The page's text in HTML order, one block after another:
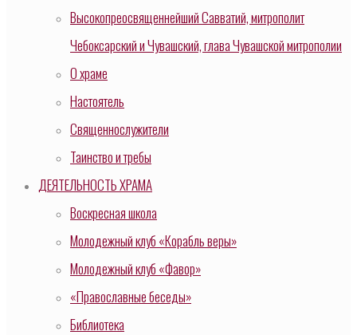
Высокопреосвященнейший Савватий, митрополит
Чебоксарский и Чувашский, глава Чувашской митрополии
О храме
Настоятель
Священнослужители
Таинство и требы
ДЕЯТЕЛЬНОСТЬ ХРАМА
Воскресная школа
Молодежный клуб «Корабль веры»
Молодежный клуб «Фавор»
«Православные беседы»
Библиотека